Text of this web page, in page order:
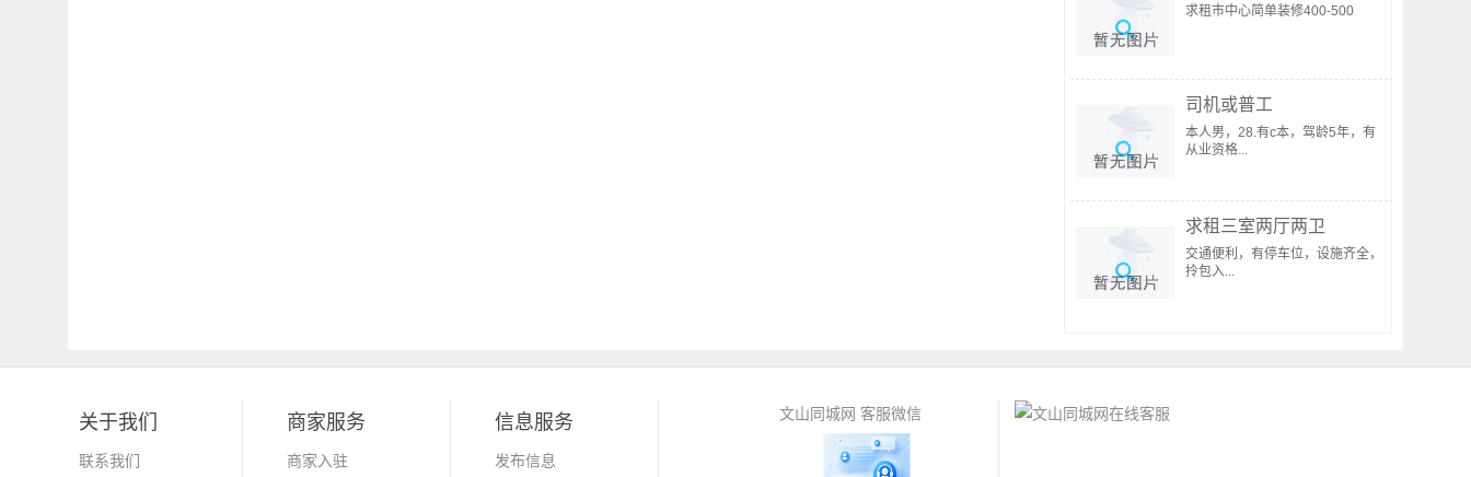
求租市中心简单装修400-500
司机或普工
本人男，28.有c本，驾龄5年，有
从业资格...
求租三室两厅两卫
交通便利，有停车位，设施齐全，
拎包入...
关于我们
联系我们
商家服务
商家入驻
信息服务
发布信息
文山同城网 客服微信